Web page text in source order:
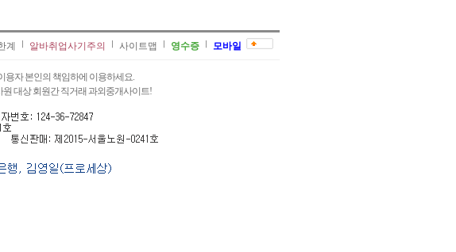
계 알바취업사기주의 사이트맵 영수증 모바일
용자 본인의 책임하에 이용하세요.
대상 회원간 직거래 과외중개사이트!